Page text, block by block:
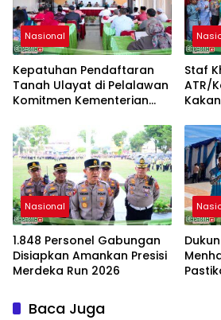
Nasional
Kepatuhan Pendaftaran
Tanah Ulayat di Pelalawan
Komitmen Kementerian
Staf
ATR/
Nasional
1.848 Personel Gabungan
Disiapkan Amankan Presisi
Merdeka Run 2026
Baca Juga